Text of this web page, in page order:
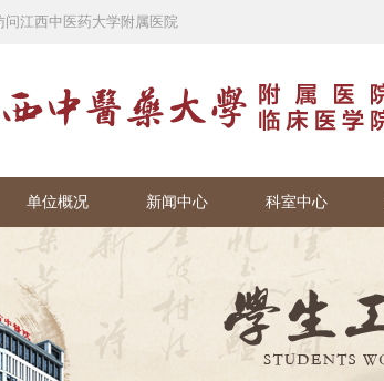
问江西中医药大学附属医院
单位概况 新闻中心 科室中心